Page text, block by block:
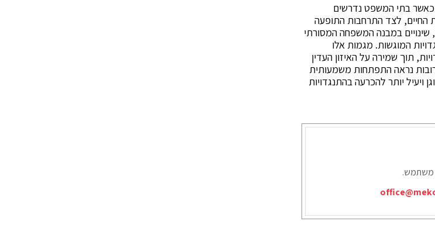
כאשר בתי המשפט נדרשים
החיים, לצד התרחבות התופעה
במבנה המשפחה המסורתי
המוגשות. מגמות אלו
תוך שמירה על האיזון העדין
נראה התפתחות משמעותית
יותר להכרעה בהתנגדויות
משתמש.